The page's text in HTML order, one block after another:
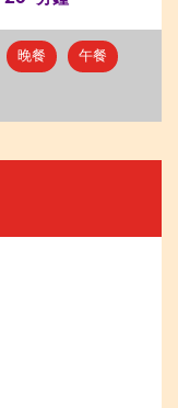
晚餐 午餐